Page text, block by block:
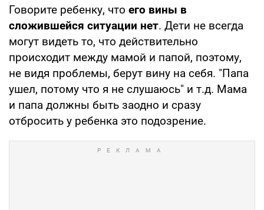
Говорите ребенку, что его вины в
сложившейся ситуации нет. Дети не всегда
могут видеть то, что действительно
происходит между мамой и папой, поэтому,
не видя проблемы, берут вину на себя. "Папа
ушел, потому что я не слушаюсь" и т.д. Мама
и папа должны быть заодно и сразу
отбросить у ребенка это подозрение.